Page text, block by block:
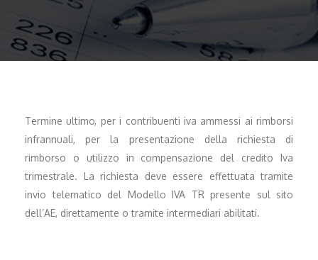
Termine ultimo, per i contribuenti iva ammessi ai rimborsi
infrannuali, per la presentazione della richiesta di
rimborso o utilizzo in compensazione del credito Iva
trimestrale. La richiesta deve essere effettuata tramite
invio telematico del Modello IVA TR presente sul sito
dell’AE, direttamente o tramite intermediari abilitati.